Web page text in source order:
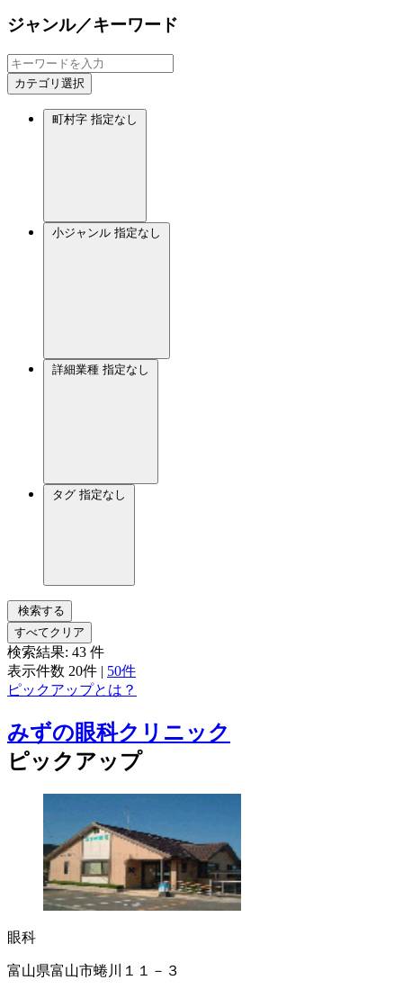
ジャンル／キーワード
カテゴリ選択
町村字 指定なし
小ジャンル 指定なし
詳細業種 指定なし
タグ 指定なし
検索する
すべてクリア
検索結果: 43 件
表示件数 20件 | 50件
ピックアップとは？
みずの眼科クリニック
ピックアップ
眼科
富山県富山市蜷川１１－３